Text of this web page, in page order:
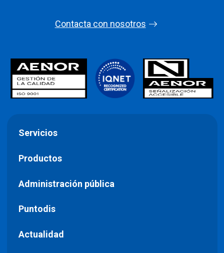
Contacta con nosotros
Servicios
Productos
Administración pública
Puntodis
Actualidad